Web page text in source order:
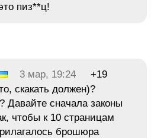
пиз**ц!
3 мар, 19:24
+19
скакать должен)?
Давайте сначала законы
чтобы к 10 страницам
брошюра